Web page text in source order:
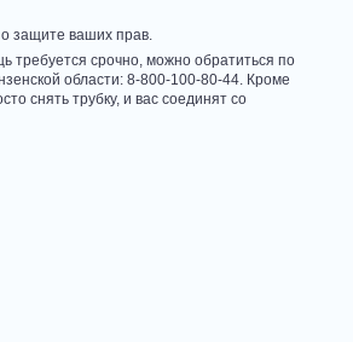
защите ваших прав.
требуется срочно, можно обратиться по
области: 8-800-100-80-44. Кроме
снять трубку, и вас соединят со